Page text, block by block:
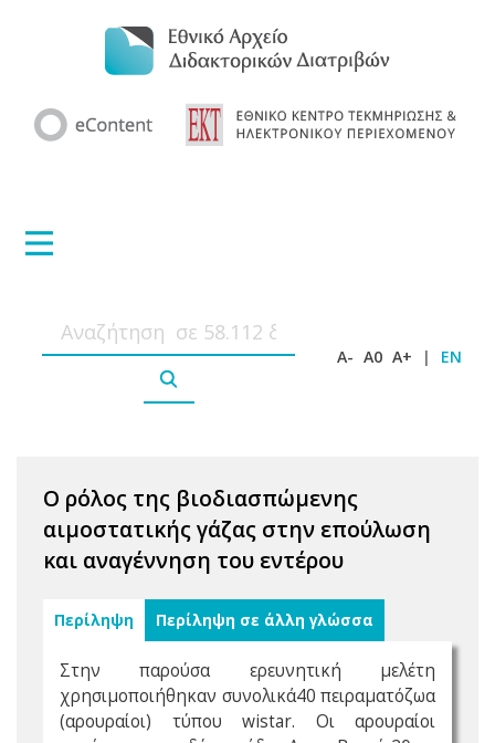
A- A0 A+ | EN
Ο ρόλος της βιοδιασπώμενης
αιμοστατικής γάζας στην επούλωση
και αναγέννηση του εντέρου
Περίληψη Περίληψη σε άλλη γλώσσα
Στην παρούσα ερευνητική μελέτη
χρησιμοποιήθηκαν συνολικά40 πειραματόζωα
(αρουραίοι) τύπου wistar. Οι αρουραίοι